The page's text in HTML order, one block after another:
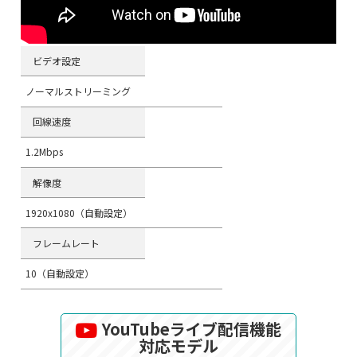
ビデオ設定
ノーマルストリーミング
回線速度
1.2Mbps
解像度
1920x1080（自動設定）
フレームレート
10（自動設定）
YouTubeライブ配信機能
対応モデル